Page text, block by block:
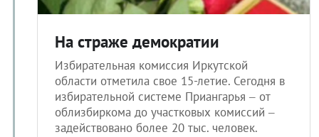
На страже демократии
Избирательная комиссия Иркутской
области отметила свое 15-летие. Сегодня в
избирательной системе Приангарья – от
облизбиркома до участковых комиссий –
задействовано более 20 тыс. человек.